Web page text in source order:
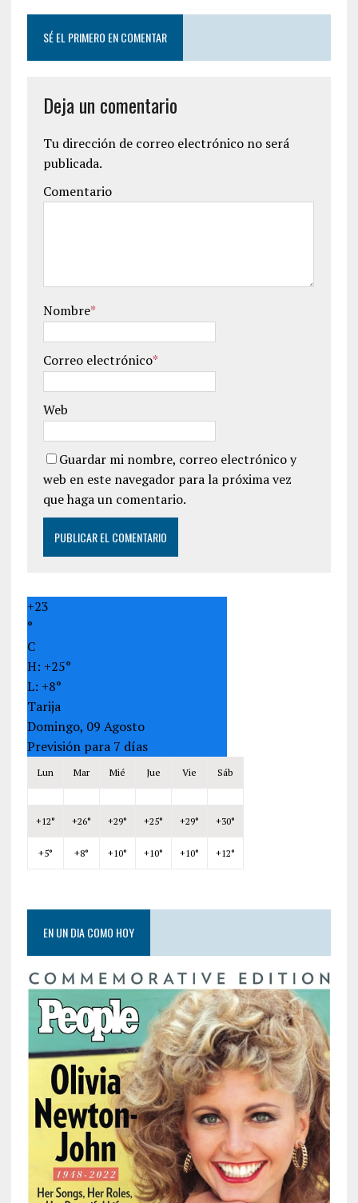
SÉ EL PRIMERO EN COMENTAR
Deja un comentario
Tu dirección de correo electrónico no será
publicada.
Comentario
Nombre*
Correo electrónico*
Web
Guardar mi nombre, correo electrónico y
web en este navegador para la próxima vez
que haga un comentario.
+23
°
C
H: +25°
L: +8°
Tarija
Domingo, 09 Agosto
Previsión para 7 días
Lun Mar Mié Jue Vie Sáb
+12° +26° +29° +25° +29° +30°
+5° +8° +10° +10° +10° +12°
EN UN DIA COMO HOY